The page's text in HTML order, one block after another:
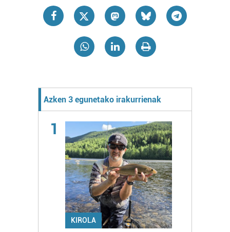
Azken 3 egunetako irakurrienak
1
KIROLA